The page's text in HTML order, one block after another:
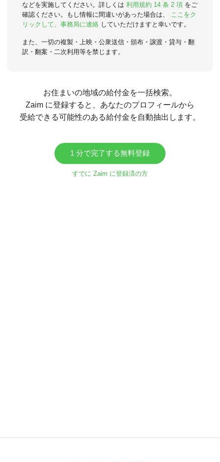
などを実施してください。詳しくは 利用規約 14 条 2 項 をご
確認ください。もし情報に間違いがあった場合は、
ここをク
リックして、事務局に連絡 していただけますと幸いです。
また、一切の複製・上映・公衆送信・頒布・譲渡・貸与・翻
訳・翻案・二次利用等を禁じます。
お住まいの地域の給付金を一括検索。
Zaim に登録すると、あなたのプロフィールから
受給できる可能性のある給付金を自動抽出します。
1 分で完了する無料登録
すでに Zaim に登録済の方